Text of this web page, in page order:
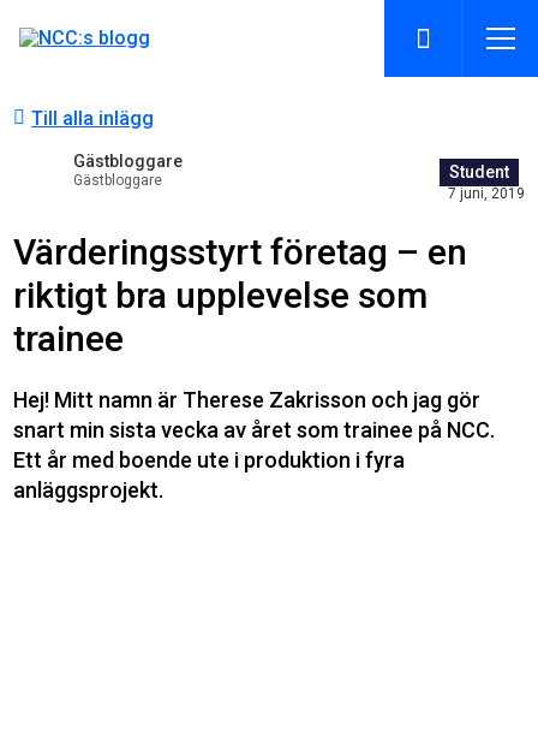
Till alla inlägg
Gästbloggare
Gästbloggare Student
7 juni, 2019
Värderingsstyrt företag – en
riktigt bra upplevelse som
trainee
Hej! Mitt namn är Therese Zakrisson och jag gör
snart min sista vecka av året som trainee på NCC.
Ett år med boende ute i produktion i fyra
anläggsprojekt.